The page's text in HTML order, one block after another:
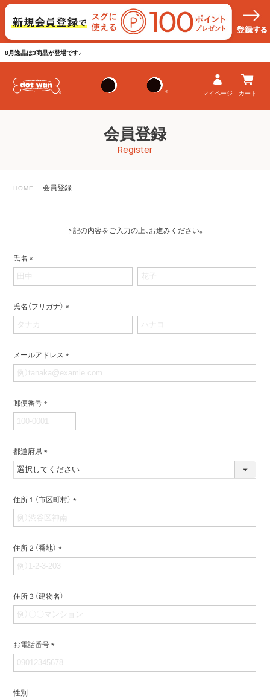
8月逸品は3商品が登場です♪
マイページ カート
会員登録
Register
HOME 会員登録
下記の内容をご入力の上、お進みください。
氏名
氏名（フリガナ）
メールアドレス
郵便番号
(必
都道府県
(必
須)
住所１（市区町村）
住所２（番地）
(必
住所３（建物名）
お電話番号
(必
性別